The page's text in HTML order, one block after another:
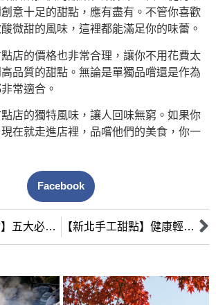
意十足的甜點，應有盡有。不管你喜歡
微甜的風味，這裡都能滿足你的味蕾。
店的價格也非常合理，讓你不用花費太
品質的甜點。無論是單獨品嚐還是作為
常適合。
店的獨特風味，讓人回味無窮。如果你
在就走進店裡，品嚐他們的美食，你一
Facebook
【新北手工甜點】五大必吃的網美蛋糕推薦，打卡必備！ 【新北手工甜點】健康輕食與美味甜點共存，這家店必去！